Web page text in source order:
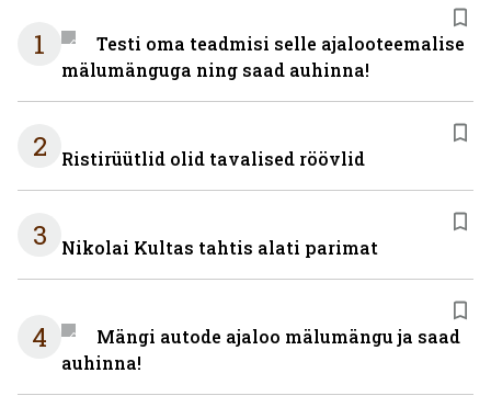
1
Testi oma teadmisi selle ajalooteemalise
mälumänguga ning saad auhinna!
2 Ristirüütlid olid tavalised röövlid
3 Nikolai Kultas tahtis alati parimat
4
Mängi autode ajaloo mälumängu ja saad
auhinna!